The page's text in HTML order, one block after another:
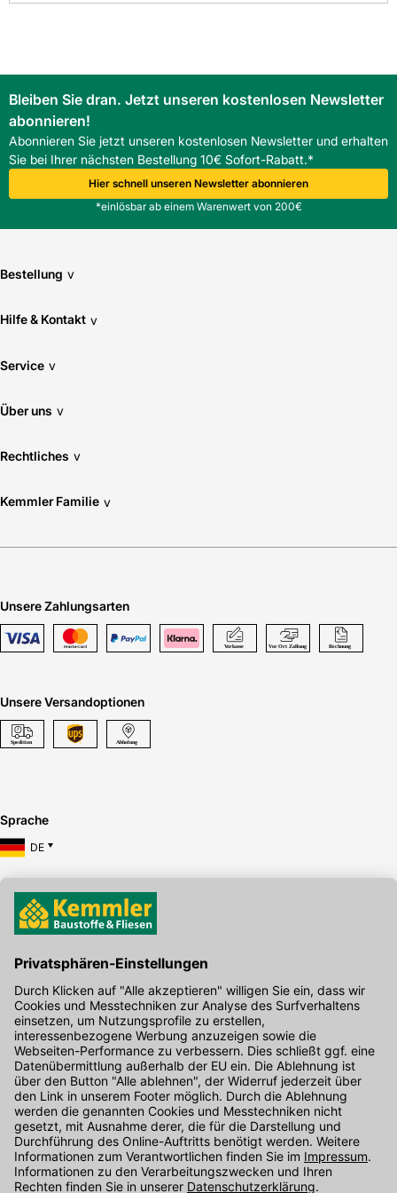
Rektifizierung: Nein
Stärke: 8
Verwendung Boden: Ja
Verwendung Wand: Ja
Bleiben Sie dran. Jetzt unseren kostenlosen Newsletter
abonnieren!
Abonnieren Sie jetzt unseren kostenlosen Newsletter und erhalten
Sie bei Ihrer nächsten Bestellung 10€ Sofort-Rabatt.*
Hier schnell unseren Newsletter abonnieren
*einlösbar ab einem Warenwert von 200€
Bestellung v
Hilfe & Kontakt v
Service v
Über uns v
Rechtliches v
Kemmler Familie v
Unsere Zahlungsarten
Unsere Versandoptionen
Sprache
DE
Hier gibt's die kostenlose App
Kontakt
Unser Onlineshop Team ist montags bis freitags von 08:00 - 17:00
Uhr unter der Telefonnummer07071 / 151-151 für Sie erreichbar.
Alternativ können Sie unser Kontaktformular nutzen.
Den Kontakt direkt in unsere Niederlassungen finden Sie hier.
Oder über unseren Chat .